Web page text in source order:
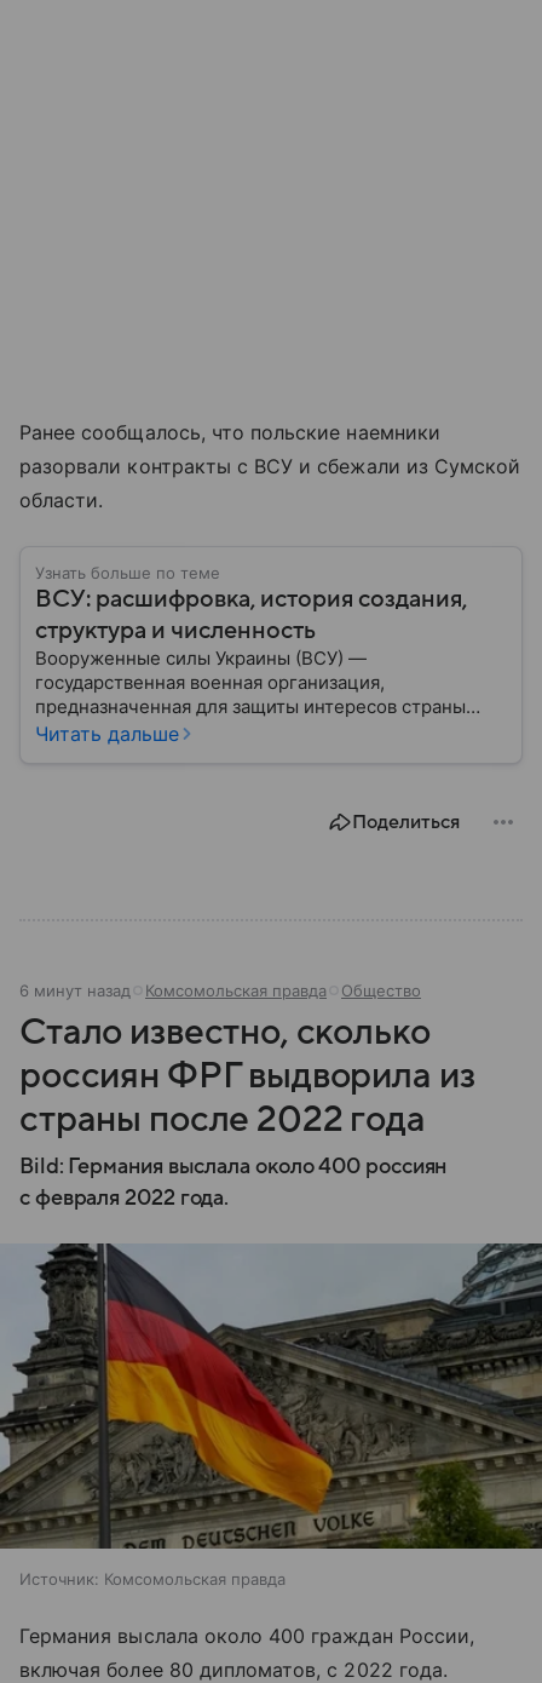
Ранее сообщалось, что польские наемники
разорвали контракты с ВСУ и сбежали из Сумской
области.
Узнать больше по теме
ВСУ: расшифровка, история создания,
структура и численность
Вооруженные силы Украины (ВСУ) —
государственная военная организация,
предназначенная для защиты интересов страны
военным путем. Была создана после
Читать дальше
Поделиться
6 минут назад Комсомольская правда Общество
Стало известно, сколько
россиян ФРГ выдворила из
страны после 2022 года
Bild: Германия выслала около 400 россиян
с февраля 2022 года.
Источник: Комсомольская правда
Германия выслала около 400 граждан России,
включая более 80 дипломатов, с 2022 года.